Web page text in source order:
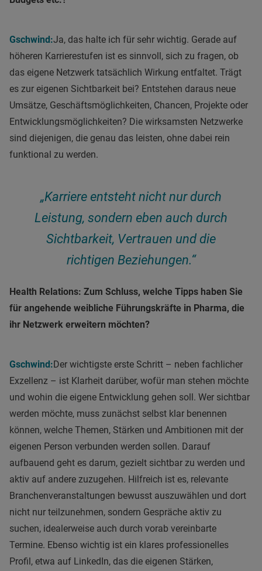
Gschwind:Ja, das halte ich für sehr wichtig. Gerade auf
höheren Karrierestufen ist es sinnvoll, sich zu fragen, ob
das eigene Netzwerk tatsächlich Wirkung entfaltet. Trägt
es zur eigenen Sichtbarkeit bei? Entstehen daraus neue
Umsätze, Geschäftsmöglichkeiten, Chancen, Projekte oder
Entwicklungsmöglichkeiten? Die wirksamsten Netzwerke
sind diejenigen, die genau das leisten, ohne dabei rein
funktional zu werden.
„Karriere entsteht nicht nur durch
Leistung, sondern eben auch durch
Sichtbarkeit, Vertrauen und die
richtigen Beziehungen.“
Health Relations: Zum Schluss, welche Tipps haben Sie
für angehende weibliche Führungskräfte in Pharma, die
ihr Netzwerk erweitern möchten?
Gschwind:Der wichtigste erste Schritt – neben fachlicher
Exzellenz – ist Klarheit darüber, wofür man stehen möchte
und wohin die eigene Entwicklung gehen soll. Wer sichtbar
werden möchte, muss zunächst selbst klar benennen
können, welche Themen, Stärken und Ambitionen mit der
eigenen Person verbunden werden sollen. Darauf
aufbauend geht es darum, gezielt sichtbar zu werden und
aktiv auf andere zuzugehen. Hilfreich ist es, relevante
Branchenveranstaltungen bewusst auszuwählen und dort
nicht nur teilzunehmen, sondern Gespräche aktiv zu
suchen, idealerweise auch durch vorab vereinbarte
Termine. Ebenso wichtig ist ein klares professionelles
Profil, etwa auf LinkedIn, das die eigenen Stärken,